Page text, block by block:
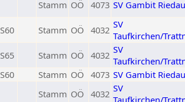
Stamm OÖ 4073 SV Gambit Riedau
S60 Stamm OÖ 4032 SV
Taufkirchen/
S65 Stamm OÖ 4032 SV
Taufkirchen/
S60 Stamm OÖ 4073 SV Gambit Riedau
Stamm OÖ 4032 SV
Taufkirchen/